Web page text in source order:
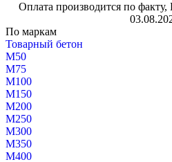
Оплата производится по
По маркам
Товарный бетон
М50
М75
М100
М150
М200
М250
М300
М350
М400